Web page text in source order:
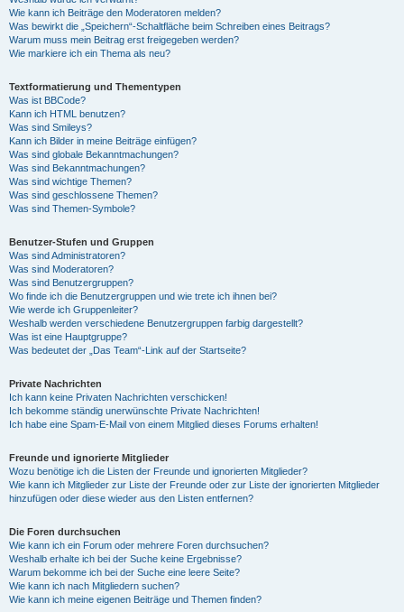
Wie kann ich Beiträge den Moderatoren melden?
Was bewirkt die „Speichern“-Schaltfläche beim Schreiben eines Beitrags?
Warum muss mein Beitrag erst freigegeben werden?
Wie markiere ich ein Thema als neu?
Textformatierung und Thementypen
Was ist BBCode?
Kann ich HTML benutzen?
Was sind Smileys?
Kann ich Bilder in meine Beiträge einfügen?
Was sind globale Bekanntmachungen?
Was sind Bekanntmachungen?
Was sind wichtige Themen?
Was sind geschlossene Themen?
Was sind Themen-Symbole?
Benutzer-Stufen und Gruppen
Was sind Administratoren?
Was sind Moderatoren?
Was sind Benutzergruppen?
Wo finde ich die Benutzergruppen und wie trete ich ihnen bei?
Wie werde ich Gruppenleiter?
Weshalb werden verschiedene Benutzergruppen farbig dargestellt?
Was ist eine Hauptgruppe?
Was bedeutet der „Das Team“-Link auf der Startseite?
Private Nachrichten
Ich kann keine Privaten Nachrichten verschicken!
Ich bekomme ständig unerwünschte Private Nachrichten!
Ich habe eine Spam-E-Mail von einem Mitglied dieses Forums erhalten!
Freunde und ignorierte Mitglieder
Wozu benötige ich die Listen der Freunde und ignorierten Mitglieder?
Wie kann ich Mitglieder zur Liste der Freunde oder zur Liste der ignorierten Mitglieder
hinzufügen oder diese wieder aus den Listen entfernen?
Die Foren durchsuchen
Wie kann ich ein Forum oder mehrere Foren durchsuchen?
Weshalb erhalte ich bei der Suche keine Ergebnisse?
Warum bekomme ich bei der Suche eine leere Seite?
Wie kann ich nach Mitgliedern suchen?
Wie kann ich meine eigenen Beiträge und Themen finden?